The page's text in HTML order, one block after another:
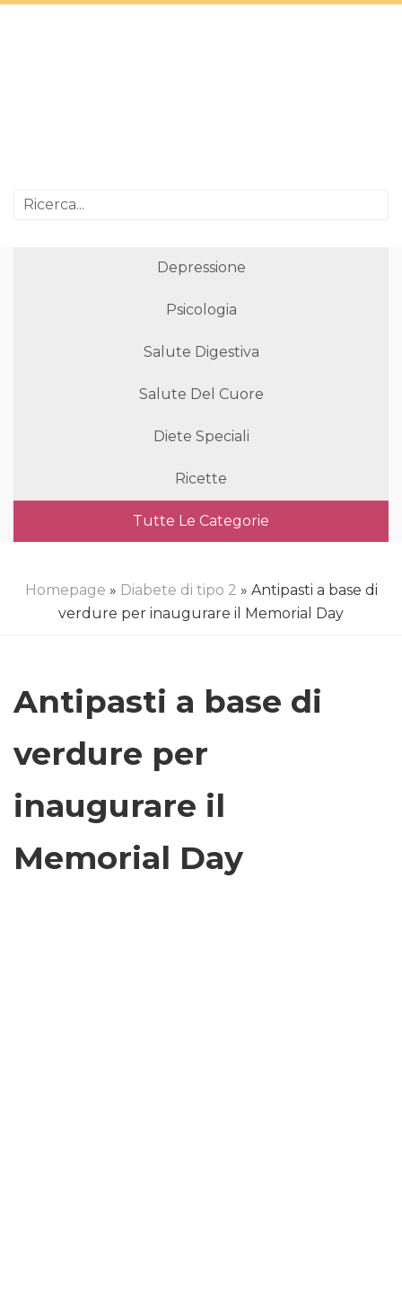
Depressione
Psicologia
Salute Digestiva
Salute Del Cuore
Diete Speciali
Ricette
Tutte Le Categorie
Homepage » Diabete di tipo 2 » Antipasti a base di
verdure per inaugurare il Memorial Day
Antipasti a base di
verdure per
inaugurare il
Memorial Day